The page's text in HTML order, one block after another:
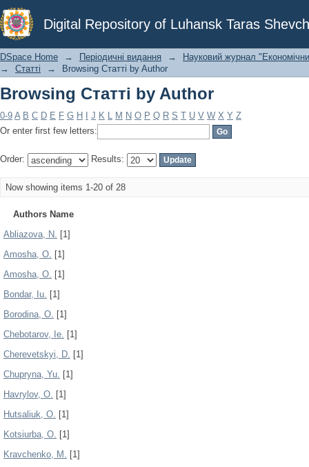
Digital Repository of Luhansk Taras
Browsing Статті by Author
DSpace Home → Періодичні видання →
Науковий журнал
→
Статті → Browsing Статті by Author
Browsing Статті by Author
0-9 A B C D E F G H J K L M N O P Q R S T U V W X Y Z
Or enter first few letters:
Order: Results:
Now showing items 1-20 of 28
Authors Name
Abliazova, N. [1]
Amosha, O. [1]
Amosha, О. [1]
Bondar, Iu. [1]
Borodina, О. [1]
Chebotarov, Ie. [1]
Cherevetskyi, D. [1]
Chupryna, Yu. [1]
Havrylov, O. [1]
Hutsaliuk, O. [1]
Kotsiurba, О. [1]
Kravchenko, M. [1]